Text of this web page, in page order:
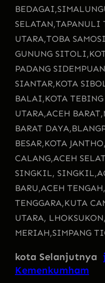
BEDAGAI,
SELATAN,TAPANULI
UTARA,TOBA
GUNUNG SITOLI,
PADANG
SIANTAR,KOTA
BALAI,KOTA
UTARA,ACEH BARAT,
BARAT DAYA,
BESAR,KOTA JANTHO,
CALANG,ACEH
SINGKIL, SINGKIL,
BARU,ACEH
TENGGARA,KUTA
UTARA, LHOKSUKON,
MERIAH,SIMPANG
kota Selanjutnya
Kemenkumham